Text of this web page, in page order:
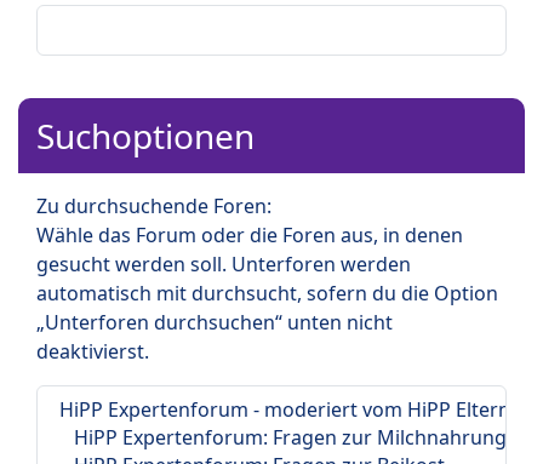
Suchoptionen
Zu durchsuchende Foren:
Wähle das Forum oder die Foren aus, in denen
gesucht werden soll. Unterforen werden
automatisch mit durchsucht, sofern du die Option
„Unterforen durchsuchen“ unten nicht
deaktivierst.